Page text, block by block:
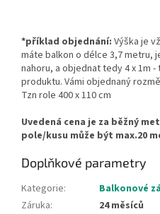
*příklad objednání: Výška je
máte balkon o délce 3,7 metru,
nahoru, a objednat tedy 4 x 1m
produktu. Vámi objednaný
Tzn role 400 x 110 cm
Uvedená cena je za běžný
pole/kusu může být max.20
Doplňkové parametry
Kategorie:
Balkonové
Záruka:
24 měsíců